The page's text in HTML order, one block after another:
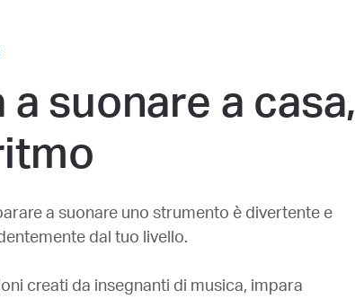
a suonare a casa,
a suonare uno strumento è divertente e
dal tuo livello.
creati da insegnanti di musica, impara